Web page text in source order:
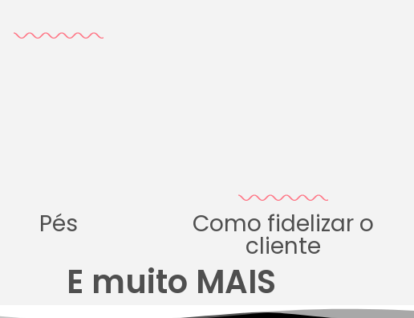
Pés Como fidelizar o
cliente
E muito MAIS